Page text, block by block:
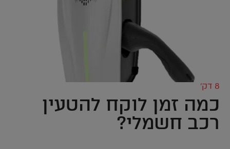
8 דק’
כמה זמן לוקח להטעין
רכב חשמלי?